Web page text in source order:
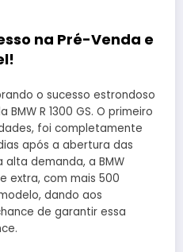
na Pré-Venda e
o sucesso estrondoso
R 1300 GS. O primeiro
foi completamente
após a abertura das
alta demanda, a BMW
extra, com mais 500
dando aos
de garantir essa